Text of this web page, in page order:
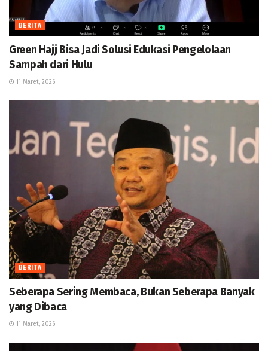
BERITA
Green Hajj Bisa Jadi Solusi Edukasi Pengelolaan
Sampah dari Hulu
11 Maret, 2026
BERITA
Seberapa Sering Membaca, Bukan Seberapa Banyak
yang Dibaca
11 Maret, 2026